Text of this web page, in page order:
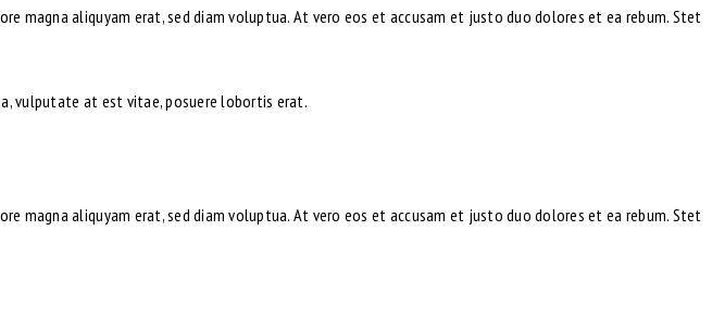
magna aliquyam erat, sed diam voluptua. At vero eos et accusam et justo duo dolores et ea rebum. Stet
vulputate at est vitae, posuere lobortis erat.
magna aliquyam erat, sed diam voluptua. At vero eos et accusam et justo duo dolores et ea rebum. Stet